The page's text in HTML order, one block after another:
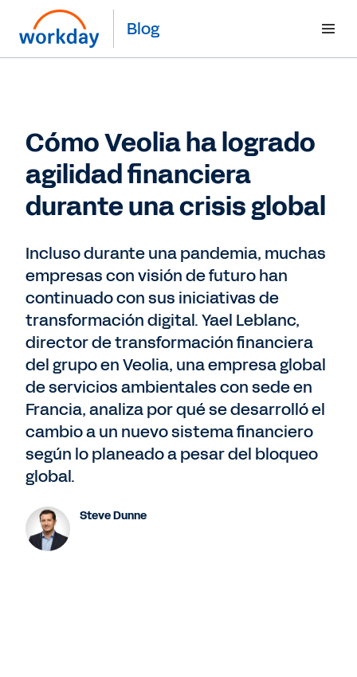
Blog
Cómo Veolia ha logrado
agilidad financiera
durante una crisis global
Incluso durante una pandemia, muchas
empresas con visión de futuro han
continuado con sus iniciativas de
transformación digital. Yael Leblanc,
director de transformación financiera
del grupo en Veolia, una empresa global
de servicios ambientales con sede en
Francia, analiza por qué se desarrolló el
cambio a un nuevo sistema financiero
según lo planeado a pesar del bloqueo
global.
Steve Dunne